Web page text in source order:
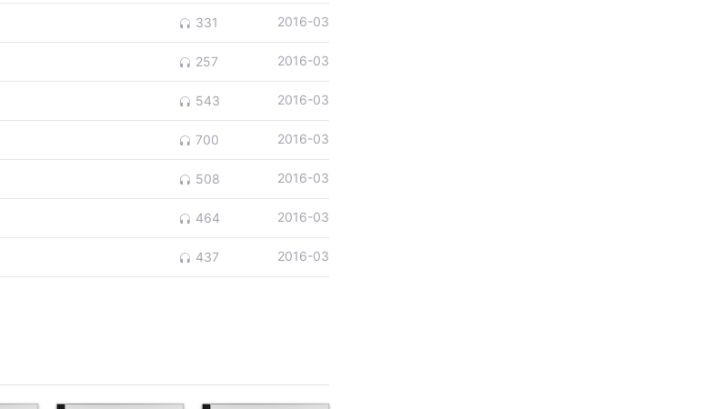
331 2016-03
257 2016-03
543 2016-03
700 2016-03
508 2016-03
464 2016-03
437 2016-03